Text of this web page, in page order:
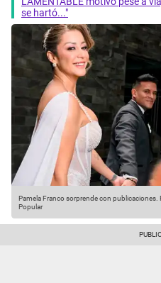
se hartó..."
Pamela Franco sorprende con publicaciones.
Popular